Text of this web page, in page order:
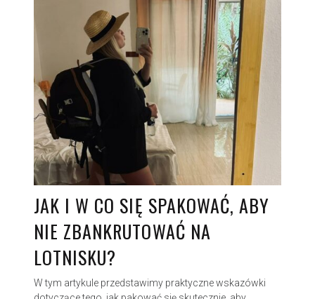
JAK I W CO SIĘ SPAKOWAĆ, ABY
NIE ZBANKRUTOWAĆ NA
LOTNISKU?
W tym artykule przedstawimy praktyczne wskazówki